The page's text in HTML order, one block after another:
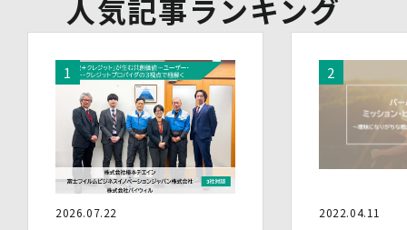
会社名・所属団体等の名称、所属名、役職名等の肩書、氏
名、住所、電話番号、メールアドレス、その他イベント・
(3)第三者提供の方法
電話、FAX、電子メール、郵送などの一般的な方法
(4)その他
上記の内容によらない個人情報の第三者提供を行う場合に
は、あらかじめ本人に対し個別具体的な内容を提示して同
意を得ます。
5.委託
当社は、上記利用目的の達成に必要な範囲内において、個
人気記事ランキング
2026.07.22 2022.04.11